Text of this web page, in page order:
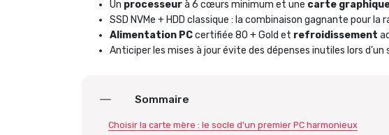
Un processeurà 6 cœurs minimum et une carte
SSD NVMe + HDD classique : la combinaison gagnante pour la
Alimentation PCcertifiée 80 + Gold et refroidissement
Anticiper les mises à jour évite des dépenses inutiles lors d’un
Sommaire
Choisir la carte mère : le socle d’un premier PC harmonieux